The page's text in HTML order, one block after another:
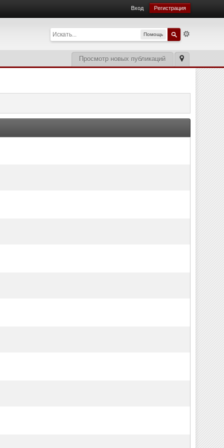
Вход Регистрация
Помощь
Просмотр новых публикаций